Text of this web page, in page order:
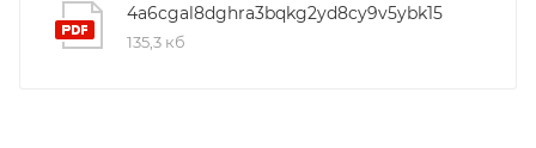
4a6cgal8dghra3bqkg2yd8cy9v5ybk15
135,3 кб